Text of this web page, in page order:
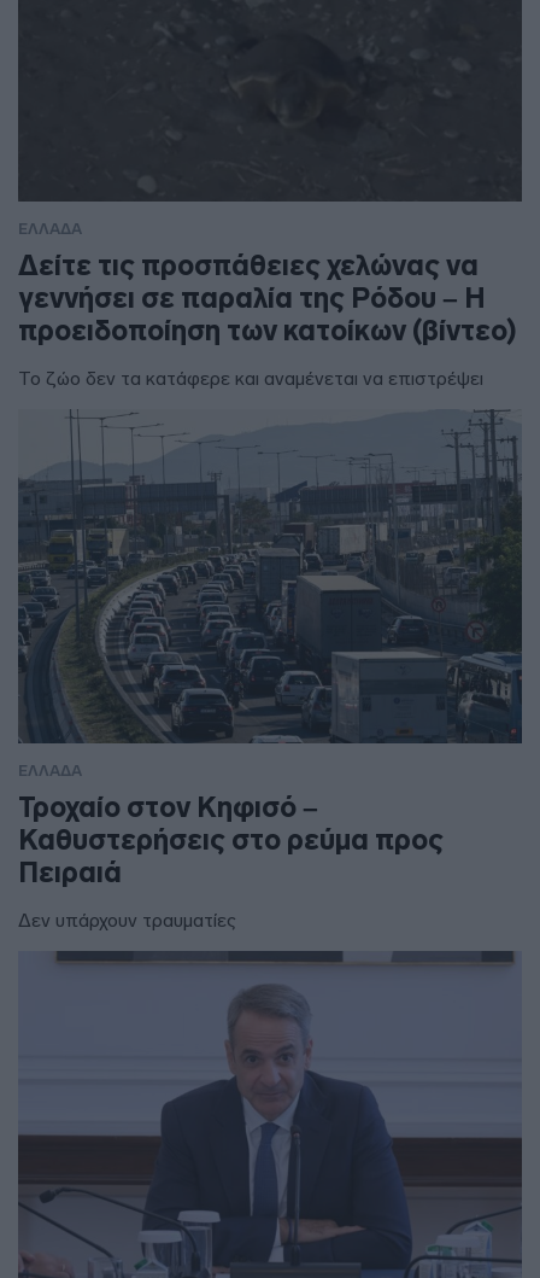
ΕΛΛΑΔΑ
Δείτε τις προσπάθειες χελώνας να
γεννήσει σε παραλία της Ρόδου – Η
προειδοποίηση των κατοίκων (βίντεο)
Το ζώο δεν τα κατάφερε και αναμένεται να επιστρέψει
ΕΛΛΑΔΑ
Τροχαίο στον Κηφισό –
Καθυστερήσεις στο ρεύμα προς
Πειραιά
Δεν υπάρχουν τραυματίες